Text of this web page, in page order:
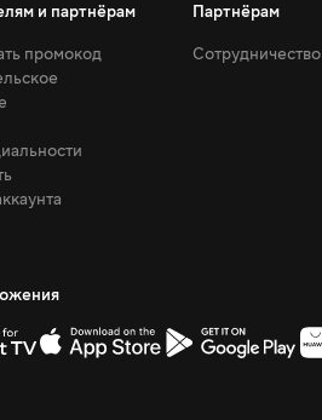
и партнёрам
промокод
Партнёрам
Сотрудничество